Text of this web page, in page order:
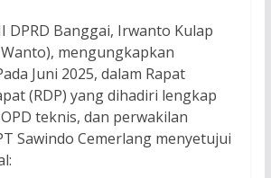
DPRD Banggai, Irwanto Kulap
mengungkapkan
Juni 2025, dalam Rapat
(RDP) yang dihadiri lengkap
teknis, dan perwakilan
Sawindo Cemerlang menyetujui